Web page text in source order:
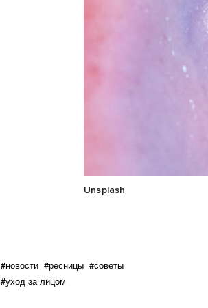
Unsplash
#новости #ресницы #советы
#уход за лицом